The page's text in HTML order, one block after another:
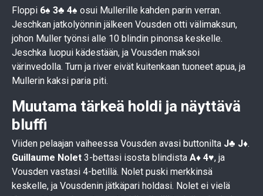
Floppi 6♠ 3♣ 4♠ osui Mullerille kahden parin verran.
Jeschkan jatkolyönnin jälkeen Vousden otti välimaksun,
johon Muller työnsi alle 10 blindin pinonsa keskelle.
Jeschka luopui kädestään, ja Vousden maksoi
värinvedolla. Turn ja river eivät kuitenkaan tuoneet apua, ja
Mullerin kaksi paria piti.
Muutama tärkeä holdi ja näyttävä
bluffi
Viiden pelaajan vaiheessa Vousden avasi buttonilta J♣ J♦.
Guillaume Nolet 3-bettasi isosta blindista A♦ 4♥, ja
Vousden vastasi 4-betillä. Nolet puski merkkinsä
keskelle, ja Vousdenin jätkäpari holdasi. Nolet ei vielä